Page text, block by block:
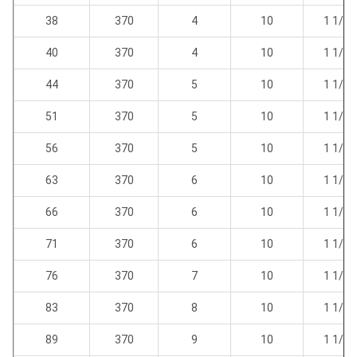
38 370 4 10 1 1/4 "
40 370 4 10 1 1/4 "
44 370 5 10 1 1/4 "
51 370 5 10 1 1/4 "
56 370 5 10 1 1/4 "
63 370 6 10 1 1/4 "
66 370 6 10 1 1/4 "
71 370 6 10 1 1/4 "
76 370 7 10 1 1/4 "
83 370 8 10 1 1/4 "
89 370 9 10 1 1/4 "